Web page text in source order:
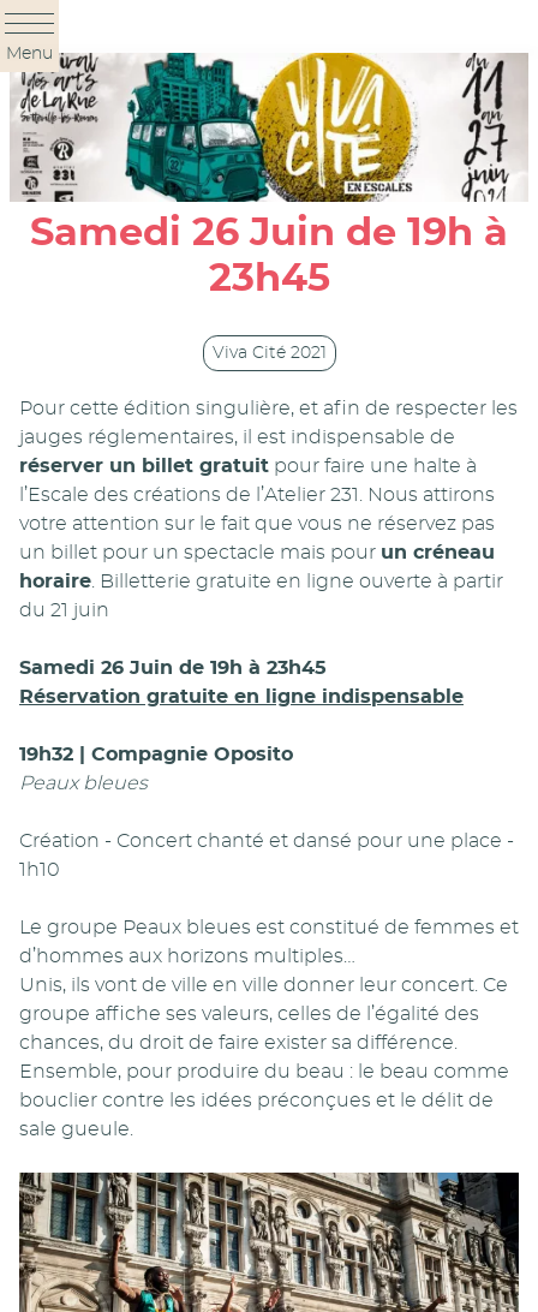
Panneau de gestion des cookies
Menu
Samedi 26 Juin de 19h à
23h45
Viva Cité 2021
Pour cette édition singulière, et afin de respecter les
jauges réglementaires, il est indispensable de
réserver un billet gratuit pour faire une halte à
l’Escale des créations de l’Atelier 231. Nous attirons
votre attention sur le fait que vous ne réservez pas
un billet pour un spectacle mais pour un créneau
horaire . Billetterie gratuite en ligne ouverte à partir
du 21 juin
Samedi 26 Juin de 19h à 23h45
Réservation gratuite en ligne indispensable
19h32 | Compagnie Oposito
Peaux bleues
Création - Concert chanté et dansé pour une place -
1h10
Le groupe Peaux bleues est constitué de femmes et
d’hommes aux horizons multiples…
Unis, ils vont de ville en ville donner leur concert. Ce
groupe affiche ses valeurs, celles de l’égalité des
chances, du droit de faire exister sa différence.
Ensemble, pour produire du beau : le beau comme
bouclier contre les idées préconçues et le délit de
sale gueule.